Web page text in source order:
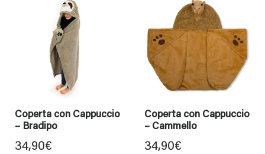
Coperta con Cappuccio
– Bradipo
34,90€
Coperta con Cappuccio
– Cammello
34,90€